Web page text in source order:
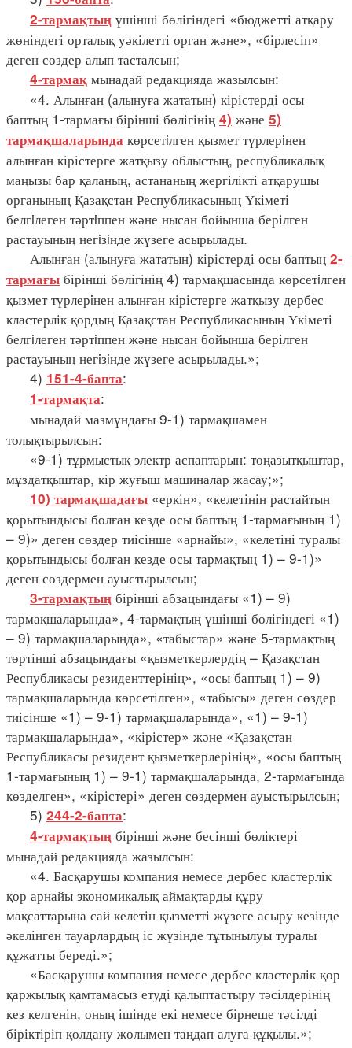
2-тармақтың үшінші бөлігіндегі «бюджетті атқару
жөніндегі орталық уәкілетті орган және», «бірлесіп»
деген сөздер алып тасталсын;
4-тармақ мынадай редакцияда жазылсын:
«4. Алынған (алынуға жататын) кірістерді осы
баптың 1-тармағы бірінші бөлігінің 4) және 5)
тармақшаларында көрсетiлген қызмет түрлерiнен
алынған кірістерге жатқызу облыстың, республикалық
маңызы бар қаланың, астананың жергілікті атқарушы
органының Қазақстан Республикасының Үкіметі
белгiлеген тәртiппен және нысан бойынша берілген
растауының негiзiнде жүзеге асырылады.
Алынған (алынуға жататын) кірістерді осы баптың 2-
тармағы бірінші бөлігінің 4) тармақшасында көрсетiлген
қызмет түрлерiнен алынған кірістерге жатқызу дербес
кластерлік қордың Қазақстан Республикасының Үкіметі
белгiлеген тәртiппен және нысан бойынша берілген
растауының негiзiнде жүзеге асырылады.»;
4) 151-4-бапта:
1-тармақта:
мынадай мазмұндағы 9-1) тармақшамен
толықтырылсын:
«9-1) тұрмыстық электр аспаптарын: тоңазытқыштар,
мұздатқыштар, кір жуғыш машиналар жасау;»;
10) тармақшадағы «еркін», «келетінін растайтын
қорытындысы болған кезде осы баптың 1-тармағының 1)
– 9)» деген сөздер тиісінше «арнайы», «келетіні туралы
қорытындысы болған кезде осы тармақтың 1) – 9-1)»
деген сөздермен ауыстырылсын;
3-тармақтың бірінші абзацындағы «1) – 9)
тармақшаларында», 4-тармақтың үшінші бөлігіндегі «1)
– 9) тармақшаларында», «табыстар» және 5-тармақтың
төртінші абзацындағы «қызметкерлердің – Қазақстан
Республикасы резиденттерінің», «осы баптың 1) – 9)
тармақшаларында көрсетілген», «табысы» деген сөздер
тиісінше «1) – 9-1) тармақшаларында», «1) – 9-1)
тармақшаларында», «кірістер» және «Қазақстан
Республикасы резидент қызметкерлерінің», «осы баптың
1-тармағының 1) – 9-1) тармақшаларында, 2-тармағында
көзделген», «кірістері» деген сөздермен ауыстырылсын;
5) 244-2-бапта:
4-тармақтың бірінші және бесінші бөліктері
мынадай редакцияда жазылсын:
«4. Басқарушы компания немесе дербес кластерлік
қор арнайы экономикалық аймақтарды құру
мақсаттарына сай келетін қызметті жүзеге асыру кезінде
әкелінген тауарлардың іс жүзінде тұтынылуы туралы
құжатты береді.»;
«Басқарушы компания немесе дербес кластерлік қор
қаржылық қамтамасыз етуді қалыптастыру тәсілдерінің
кез келгенін, оның ішінде екі немесе бірнеше тәсілді
біріктіріп қолдану жолымен таңдап алуға құқылы.»;